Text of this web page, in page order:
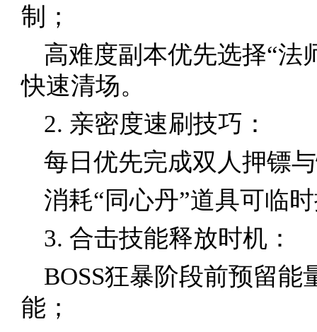
制；
高难度副本优先选择“法
快速清场。
2. 亲密度速刷技巧：
每日优先完成双人押镖
消耗“同心丹”道具可临
3. 合击技能释放时机：
BOSS狂暴阶段前预留
能；